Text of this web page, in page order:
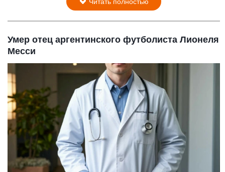
Читать полностью
Умер отец аргентинского футболиста Лионеля
Месси